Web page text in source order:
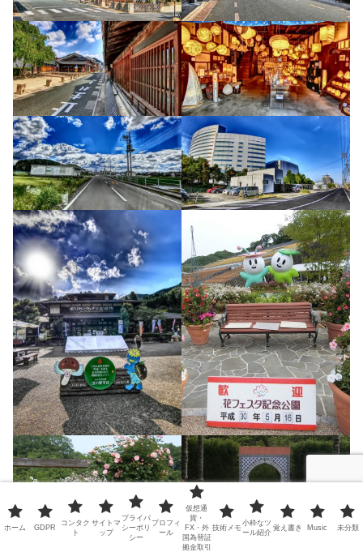
ホーム GDPR
コンタク
ト
サイトマ
ップ
プライバ
シーポリ
シー
プロフィ
ール
仮想通
貨・
FX・外
国為替証
拠金取引
技術メモ
小粋なツ
ール紹介
覚え書き Music 未分類